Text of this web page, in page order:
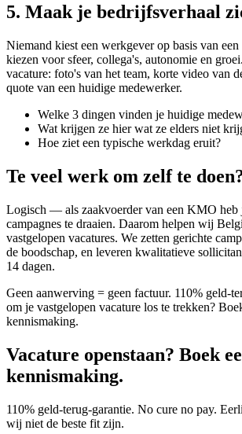
5. Maak je bedrijfsverhaal
Niemand kiest een werkgever op basis van
kiezen voor sfeer, collega's, autonomie en
vacature: foto's van het team, korte video van
quote van een huidige medewerker.
Welke 3 dingen vinden je huidige
Wat krijgen ze hier wat ze elders niet
Hoe ziet een typische werkdag eruit?
Te veel werk om zelf te
Logisch — als zaakvoerder van een KMO heb
campagnes te draaien. Daarom helpen wij
vastgelopen vacatures. We zetten gerichte
de boodschap, en leveren kwalitatieve
14 dagen.
Geen aanwerving = geen factuur. 110% geld-
om je vastgelopen vacature los te trekken?
kennismaking.
Vacature openstaan? Boek
kennismaking.
110% geld-terug-garantie. No cure no pay.
wij niet de beste fit zijn.